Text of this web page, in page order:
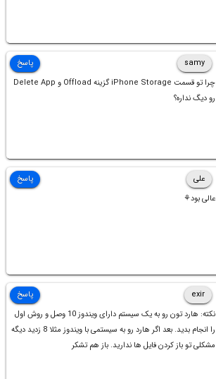
samy
چرا تو قسمت iPhone Storage گزینه Offload و Delete App
رو دیگ نداره؟
پاسخ
علی
عالی بود⚘
پاسخ
exir
نکته: هارد تون رو به یک سیستم دارای ویندوز 10 وصل و روش اول
را انجام بدید. بعد اگر هارد رو به سیستمی با ویندوز مثلا 8 زدید دیگه
مشکلی تو باز کردن فایل ها ندارید. باز هم تشکر
پاسخ